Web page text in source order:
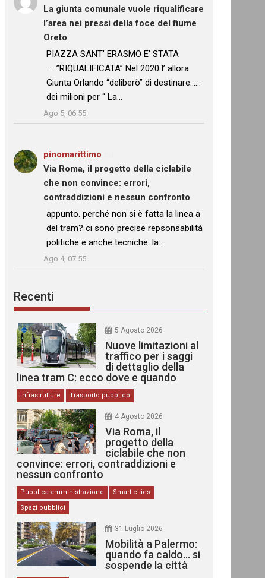
La giunta comunale vuole riqualificare
l’area nei pressi della foce del fiume
Oreto
: “
PIAZZA SANT’ ERASMO E’ STATA
……”RIQUALIFICATA” Nel 2020 l’ allora
Giunta Orlando “deliberò” di destinare……
dei milioni per “ La…
Ago 5, 06:55
pinomarittimo
Via Roma, il progetto della ciclabile
che non convince: errori,
contraddizioni e nessun confronto
: “
appunto. perché non si è fatta la linea a
del tram? ci sono precise repsonsabilità
politiche e anche tecniche. la…
Ago 4, 07:55
Recenti
5 Agosto 2026
Nuove limitazioni al
traffico per i saggi
di dettaglio della
linea tram C: ecco dove e quando
Infrastrutture Trasporto pubblico
4 Agosto 2026
Via Roma, il
progetto della
ciclabile che non
convince: errori, contraddizioni e
nessun confronto
Pubblica amministrazione
Smart cities
Spazi pubblici
31 Luglio 2026
Mobilità a Palermo:
quando fa caldo… si
sospende la città